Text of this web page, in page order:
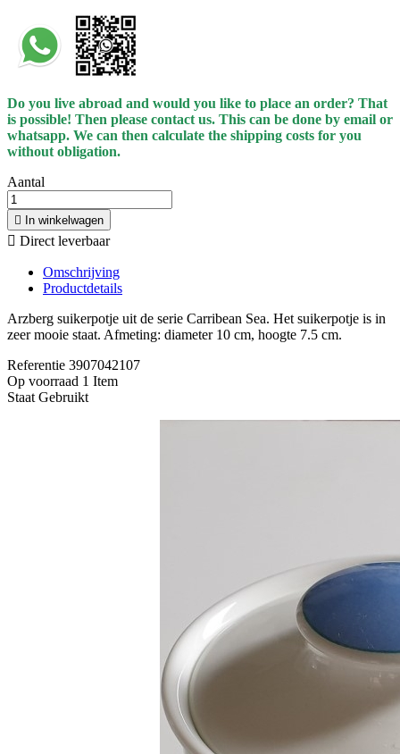
Do you live abroad and would you like to place an order? That
is possible! Then please contact us. This can be done by email or
whatsapp. We can then calculate the shipping costs for you
without obligation.
Aantal
 In winkelwagen
 Direct leverbaar
Omschrijving
Productdetails
Arzberg suikerpotje uit de serie Carribean Sea. Het suikerpotje is in
zeer mooie staat. Afmeting: diameter 10 cm, hoogte 7.5 cm.
Referentie 3907042107
Op voorraad 1 Item
StaatGebruikt